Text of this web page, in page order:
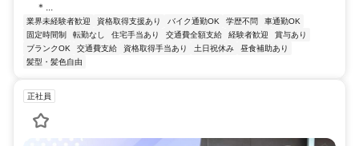
＊...
業界未経験者歓迎 資格取得支援あり バイク通勤OK 学歴不問
車通勤OK
固定時間制
転勤なし 住宅手当あり 交通費全額支給 経験者歓迎
賞与あり
ブランクOK
交通費支給 資格取得手当あり 土日祝休み
昼食補助あり
髪型・髪色自由
正社員